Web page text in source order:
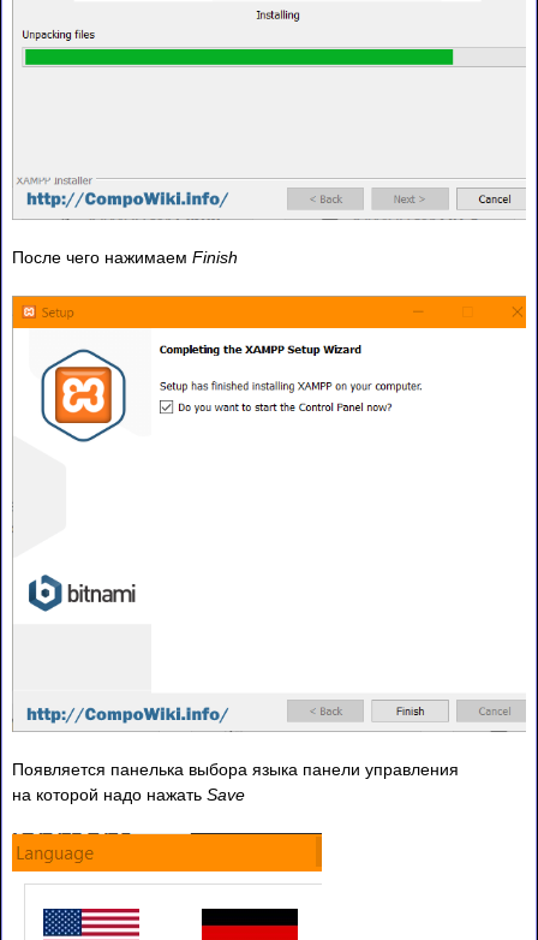
После чего нажимаем Finish
Появляется панелька выбора языка панели управления
на которой надо нажать Save